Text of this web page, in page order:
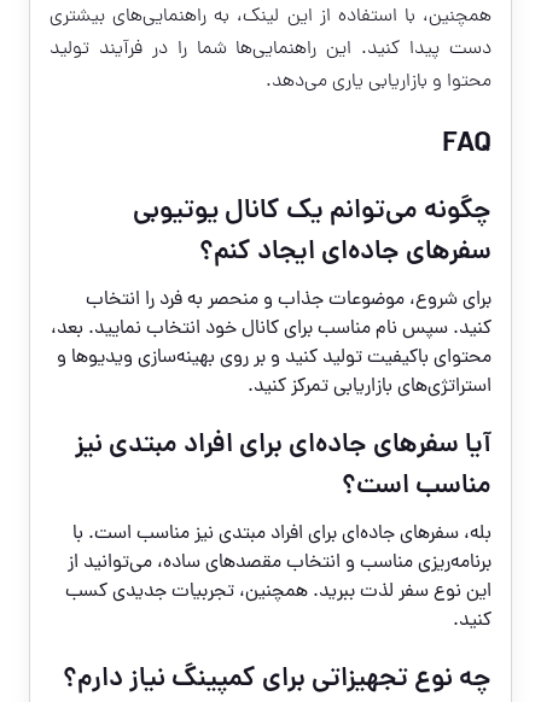
همچنین، با استفاده از این لینک، به راهنمایی‌های بیشتری
دست پیدا کنید. این راهنمایی‌ها شما را در فرآیند تولید
محتوا و بازاریابی یاری می‌دهد.
FAQ
چگونه می‌توانم یک کانال یوتیوبی
سفرهای جاده‌ای ایجاد کنم؟
برای شروع، موضوعات جذاب و منحصر به فرد را انتخاب
کنید. سپس نام مناسب برای کانال خود انتخاب نمایید. بعد،
محتوای باکیفیت تولید کنید و بر روی بهینه‌سازی ویدیوها و
استراتژی‌های بازاریابی تمرکز کنید.
آیا سفرهای جاده‌ای برای افراد مبتدی نیز
مناسب است؟
بله، سفرهای جاده‌ای برای افراد مبتدی نیز مناسب است. با
برنامه‌ریزی مناسب و انتخاب مقصدهای ساده، می‌توانید از
این نوع سفر لذت ببرید. همچنین، تجربیات جدیدی کسب
کنید.
چه نوع تجهیزاتی برای کمپینگ نیاز دارم؟